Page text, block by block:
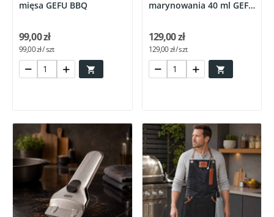
mięsa GEFU BBQ

99,00 zł
99,00 zł / szt
marynowania 40 ml GEFU

129,00 zł
129,00 zł / szt